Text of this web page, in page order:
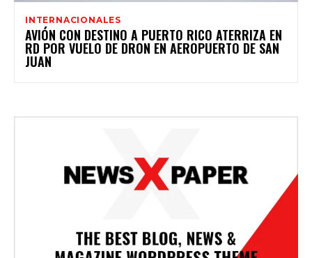
INTERNACIONALES
AVIÓN CON DESTINO A PUERTO RICO ATERRIZA EN
RD POR VUELO DE DRON EN AEROPUERTO DE SAN
JUAN